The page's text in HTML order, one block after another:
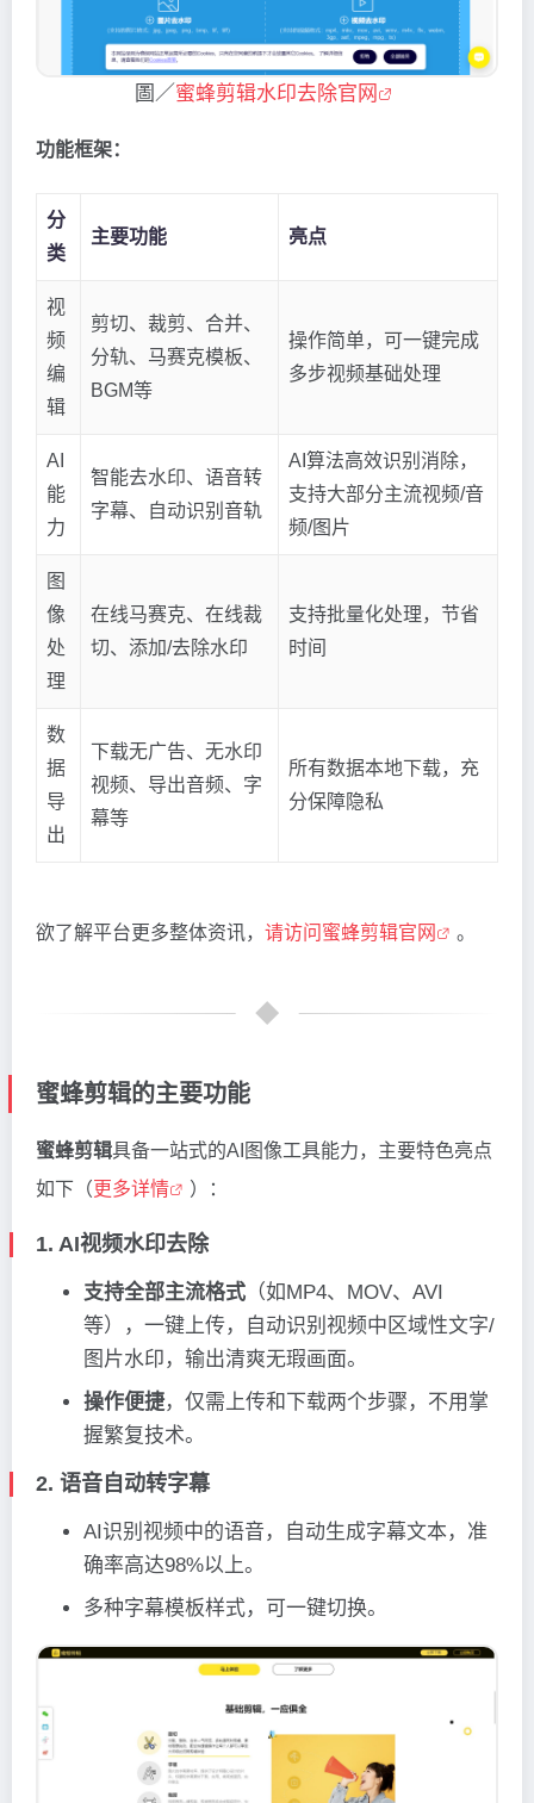
圖／ 蜜蜂剪辑水印去除官网
功能框架：
分
类
主要功能 亮点
视
频
编
辑
剪切、裁剪、合并、
分轨、马赛克模板、
BGM等
操作简单，可一键完成
多步视频基础处理
AI
能
力
智能去水印、语音转
字幕、自动识别音轨
AI算法高效识别消除，
支持大部分主流视频/音
频/图片
图
像
处
理
在线马赛克、在线裁
切、添加/去除水印
支持批量化处理，节省
时间
数
据
导
出
下载无广告、无水印
视频、导出音频、字
幕等
所有数据本地下载，充
分保障隐私
欲了解平台更多整体资讯， 请访问蜜蜂剪辑官网 。
蜜蜂剪辑的主要功能
蜜蜂剪辑具备一站式的AI图像工具能力，主要特色亮点
如下（更多详情 ）：
1. AI视频水印去除
支持全部主流格式 （如MP4、MOV、AVI
等），一键上传，自动识别视频中区域性文字/
图片水印，输出清爽无瑕画面。
操作便捷，仅需上传和下载两个步骤，不用掌
握繁复技术。
2. 语音自动转字幕
AI识别视频中的语音，自动生成字幕文本，准
确率高达98%以上。
多种字幕模板样式，可一键切换。